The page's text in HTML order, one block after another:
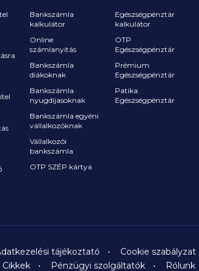
Bankszámla
kalkulátor
Online
számlanyitás
Bankszámla
diákoknak
Bankszámla
nyugdíjasoknak
Bankszámla egyéni
vállalkozóknak
Vállalkozói
bankszámla
OTP SZÉP kártya
Egészségpénztár
kalkulátor
OTP
Egészségpénztár
Prémium
Egészségpénztár
Patika
Egészségpénztár
tájékoztató Cookie szabályzat
Cikkek Pénzügyi szolgáltatók Rólunk